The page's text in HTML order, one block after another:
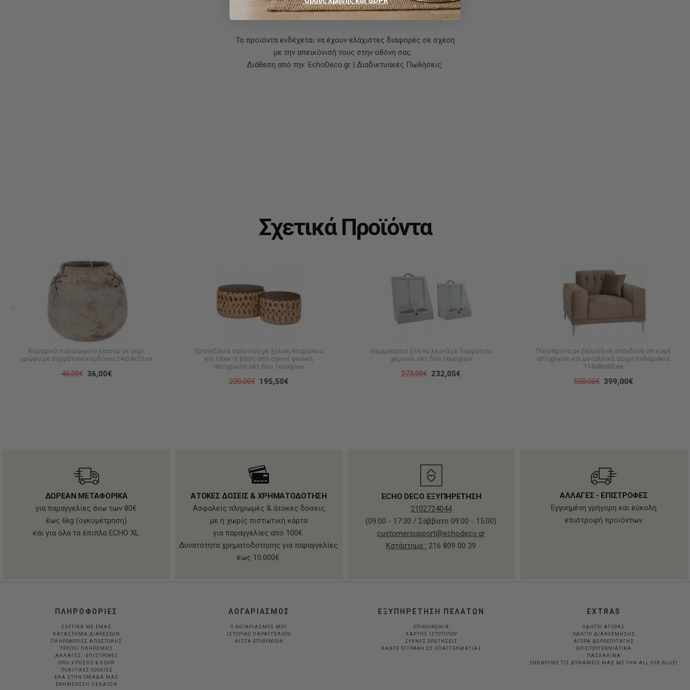
Χρώμα: Καφέ
Στυλ: Φυσικό, Boho, Μοντέρνο
Τα προϊόντα ενδέχεται να έχουν ελάχιστες διαφορές σε σχέση
με την απεικόνισή τους στην οθόνη σας.
Διάθεση από την: EchoDeco.gr | Διαδικτυακές Πωλήσεις.
Σχετικά Προϊόντα
Κεραμικό παλαιωμένο κασπώ σε γκρι
χρώμα με συρμάτινα κορδόνια 24x24x20 εκ
45,00€ 36,00€
Τραπεζάκια σαλονιού με ξύλινη επιφάνεια
και πλεκτή βάση από σχοινί φυσική
απόχρωση σετ δύο τεμαχίων
230,00€ 195,50€
Θερμοκήπια ξύλινα λευκά με δερμάτινο
χερούλι σετ δύο τεμαχίων
273,00€ 232,05€
Πολυθρόνα με βελούδινη επένδυση σε καφέ
απόχρωση και μεταλλικά ασημί ποδαράκια
114x86x85 εκ
550,00€ 399,00€
ΔΩΡΕΑΝ ΜΕΤΑΦΟΡΙΚΑ
για παραγγελίες άνω των 80€
έως 6kg (ογκομέτρηση)
και για όλα τα έπιπλα ECHO XL
ΑΤΟΚΕΣ ΔΟΣΕΙΣ & ΧΡΗΜΑΤΟΔΟΤΗΣΗ
Ασφαλείς πληρωμές & άτοκες δόσεις
με ή χωρίς πιστωτική κάρτα
για παραγγελίες από 100€.
Δυνατότητα χρηματοδότησης για παραγγελίες
έως 10.000€.
ECHO DECO ΕΞΥΠΗΡΕΤΗΣΗ
2102724044
(09:00 - 17:30 / Σάββατο 09:00 - 15:00)
customersupport@echodeco.gr
Κατάστημα : 216 809 00 39
ΑΛΛΑΓΕΣ - ΕΠΙΣΤΡΟΦΕΣ
Εγγυημένη γρήγορη και εύκολη
επιστροφή προϊόντων
ΠΛΗΡΟΦΟΡΙΕΣ
ΣΧΕΤΙΚΑ ΜΕ ΕΜΑΣ
ΚΑΤΑΣΤΗΜΑ ΔΙΑΘΕΣΕΩΝ
ΠΛΗΡΟΦΟΡΙΕΣ ΑΠΟΣΤΟΛΗΣ
ΤΡΟΠΟΙ ΠΛΗΡΩΜΗΣ
ΑΛΛΑΓΕΣ - ΕΠΙΣΤΡΟΦΕΣ
ΟΡΟΙ ΧΡΗΣΗΣ & GDPR
ΠΟΛΙΤΙΚΕΣ COOKIES
ΕΛΑ ΣΤΗΝ ΟΜΑΔΑ ΜΑΣ
ΕΝΗΜΕΡΩΣΗ ΠΕΛΑΤΩΝ
ΛΟΓΑΡΙΑΣΜΟΣ
Ο ΛΟΓΑΡΙΑΣΜΟΣ ΜΟΥ
ΙΣΤΟΡΙΚΟ ΠΑΡΑΓΓΕΛΙΩΝ
ΛΙΣΤΑ ΕΠΙΘΥΜΙΩΝ
ΕΞΥΠΗΡΕΤΗΣΗ ΠΕΛΑΤΩΝ
ΕΠΙΚΟΙΝΩΝΙΑ
ΧΑΡΤΗΣ ΙΣΤΟΤΟΠΟΥ
ΣΥΧΝΕΣ ΕΡΩΤΗΣΕΙΣ
ΚΆΝΤΕ ΕΓΓΡΑΦΉ ΩΣ ΕΠΑΓΓΕΛΜΑΤΊΑΣ
EXTRAS
ΟΔΗΓΟΙ ΑΓΟΡΑΣ
ΟΔΗΓΟΙ ΔΙΑΚΟΣΜΗΣΗΣ
ΑΓΟΡΑ ΔΩΡΟΕΠΙΤΑΓΗΣ
ΧΡΙΣΤΟΥΓΕΝΝΙΑΤΙΚΑ
ΠΑΣΧΑΛΙΝΑ
ΕΝΩΝΟΥΜΕ ΤΙΣ ΔΥΝΑΜΕΙΣ ΜΑΣ ΜΕ ΤΗΝ ALL FOR BLUE!